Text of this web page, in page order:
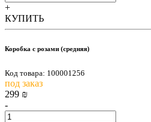
+
КУПИТЬ
Коробка с розами (средняя)
Код товара: 100001256
под заказ
299 ₪
-